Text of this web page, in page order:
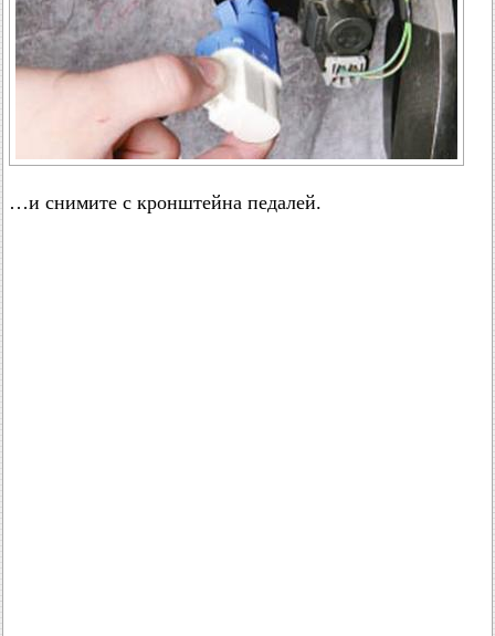
…и снимите с кронштейна педалей.